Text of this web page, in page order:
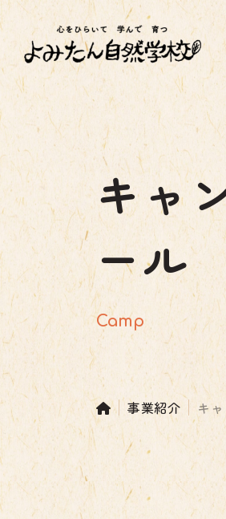
キャ
ール
Camp
事業紹介 キ